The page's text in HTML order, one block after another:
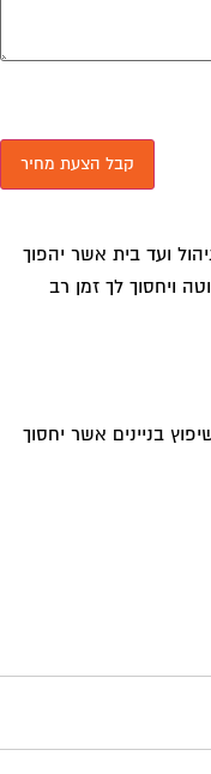
ועד בית אשר יהפוך
ויחסוך לך זמן רב
בניינים אשר יחסוך